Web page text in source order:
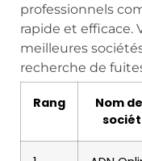
professionnels
rapide et efficace.
meilleures
recherche de
Rang
Nom